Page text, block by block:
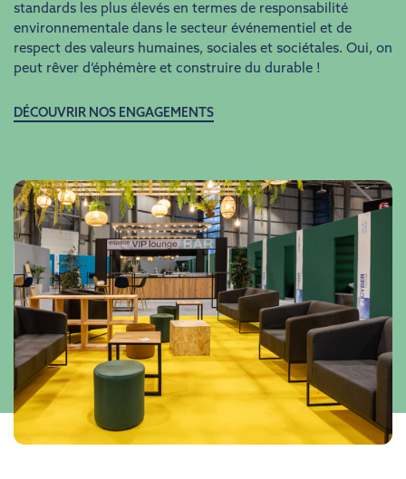
standards les plus élevés en termes de responsabilité
environnementale dans le secteur événementiel et de
respect des valeurs humaines, sociales et sociétales. Oui, on
peut rêver d’éphémère et construire du durable !
DÉCOUVRIR NOS ENGAGEMENTS